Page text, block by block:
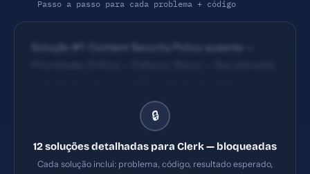
Passo a passo para cada problema + código
Solução #1: Content Security Policy ausente —
malicioso. — Solução #2: Permissions-Policy
ausente — Prioridade: Crítica — Esforço: Baixo —
não estão controladas. — Solução #3: 6 tags H1 na
🔒
12 soluções detalhadas para Clerk — bloqueadas
Cada solução inclui: problema, código, resultado esperado,